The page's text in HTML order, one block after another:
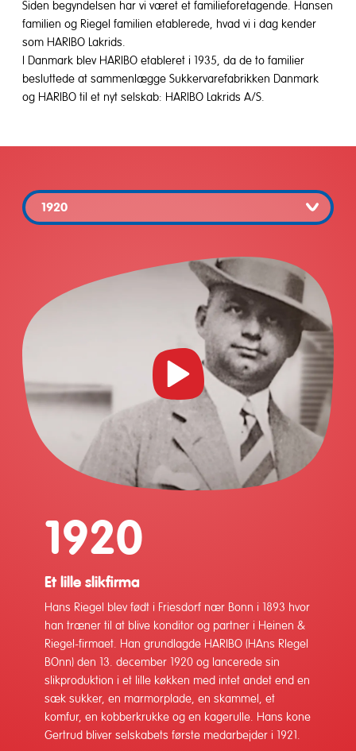
Siden begyndelsen har vi været et familieforetagende. Hansen
familien og Riegel familien etablerede, hvad vi i dag kender
som HARIBO Lakrids.
I Danmark blev HARIBO etableret i 1935, da de to familier
besluttede at sammenlægge Sukkervarefabrikken Danmark
og HARIBO til et nyt selskab: HARIBO Lakrids A/S.
Start
video
1920
Et lille slikfirma
Hans Riegel blev født i Friesdorf nær Bonn i 1893 hvor
han træner til at blive konditor og partner i Heinen &
Riegel-firmaet. Han grundlagde HARIBO (HAns RIegel
BOnn) den 13. december 1920 og lancerede sin
slikproduktion i et lille køkken med intet andet end en
sæk sukker, en marmorplade, en skammel, et
komfur, en kobberkrukke og en kagerulle. Hans kone
Gertrud bliver selskabets første medarbejder i 1921.